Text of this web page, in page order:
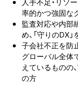
率的かつ強固な
監査対応や内部
め、「守りのDX
子会社不正を防
グローバル全体
えているものの
の方